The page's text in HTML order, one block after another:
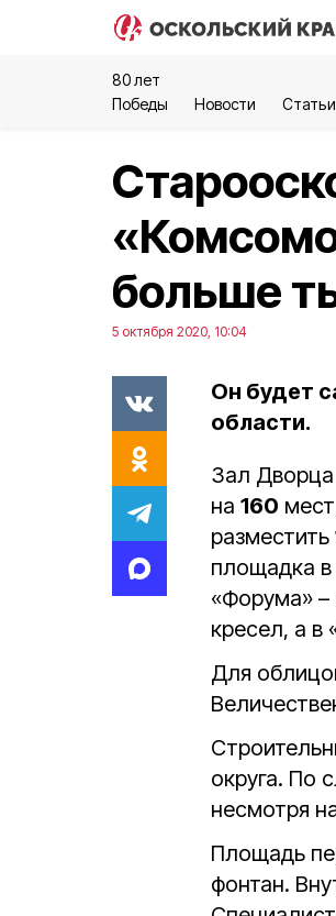
80 лет
Победы
Новости Статьи
больше
5 октября 2020, 10:04
Он будет
области.
Зал
на 160
разместить
площадка в
«Форума» –
кресел, а в
Для
округа. По
несмотря
Площадь
фонтан.